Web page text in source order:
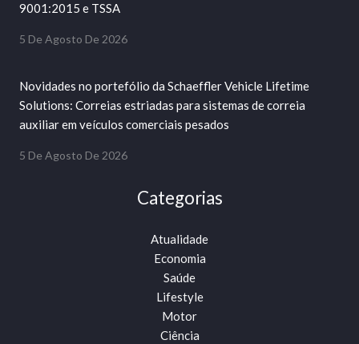
9001:2015 e TSSA
5 De Agosto De 2026
Novidades no portefólio da Schaeffler Vehicle Lifetime
Solutions: Correias estriadas para sistemas de correia
auxiliar em veículos comerciais pesados
5 De Agosto De 2026
Categorias
Atualidade
Economia
Saúde
Lifestyle
Motor
Ciência